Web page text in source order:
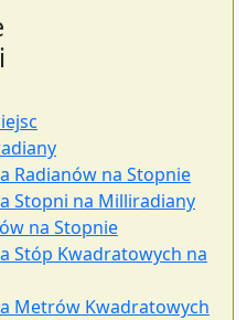
Radianów na Stopnie
Stopni na Milliradiany
na Stopnie
Stóp Kwadratowych na
Metrów Kwadratowych